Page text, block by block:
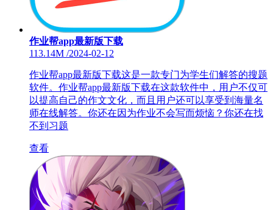
作业帮app最新版下载
113.14M /2024-02-12
作业帮app最新版下载这是一款专门为学生们解答的搜题
软件。作业帮app最新版下载在这款软件中，用户不仅可
以提高自己的作文文化，而且用户还可以享受到海量名
师在线解答。你还在因为作业不会写而烦恼？你还在找
不到习题
查看